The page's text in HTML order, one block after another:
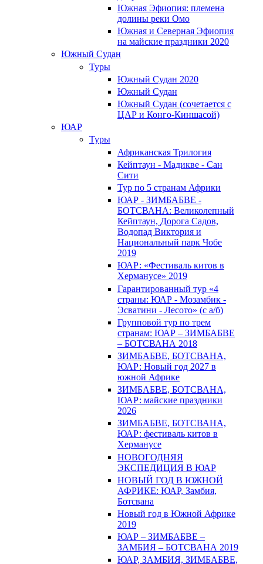
Южная Эфиопия: племена
долины реки Омо
Южная и Северная Эфиопия
на майские праздники 2020
Южный Судан
Туры
Южный Cудан 2020
Южный Cудан
Южный Судан (сочетается с
ЦАР и Конго-Киншасой)
ЮАР
Туры
Африканская Трилогия
Кейптаун - Мадикве - Сан
Сити
Тур по 5 странам Африки
ЮАР - ЗИМБАБВЕ -
БОТСВАНА: Великолепный
Кейптаун, Дорога Садов,
Водопад Виктория и
Национальный парк Чобе
2019
ЮАР: «Фестиваль китов в
Херманусе» 2019
Гарантированный тур «4
страны: ЮАР - Мозамбик -
Эсватини - Лесото» (с а/б)
Групповой тур по трем
странам: ЮАР – ЗИМБАБВЕ
– БОТСВАНА 2018
ЗИМБАБВЕ, БОТСВАНА,
ЮАР: Новый год 2027 в
южной Африке
ЗИМБАБВЕ, БОТСВАНА,
ЮАР: майские праздники
2026
ЗИМБАБВЕ, БОТСВАНА,
ЮАР: фестиваль китов в
Херманусе
НОВОГОДНЯЯ
ЭКСПЕДИЦИЯ В ЮАР
НОВЫЙ ГОД В ЮЖНОЙ
АФРИКЕ: ЮАР, Замбия,
Ботсвана
Новый год в Южной Африке
2019
ЮАР – ЗИМБАБВЕ –
ЗАМБИЯ – БОТСВАНА 2019
ЮАР, ЗАМБИЯ, ЗИМБАБВЕ,